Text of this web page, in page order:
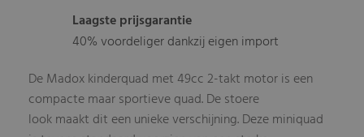
Laagste prijsgarantie
40% voordeliger dankzij eigen import
De Madox kinderquad met 49cc 2-takt motor is een
compacte maar sportieve quad. De stoere
look maakt dit een unieke verschijning. Deze miniquad